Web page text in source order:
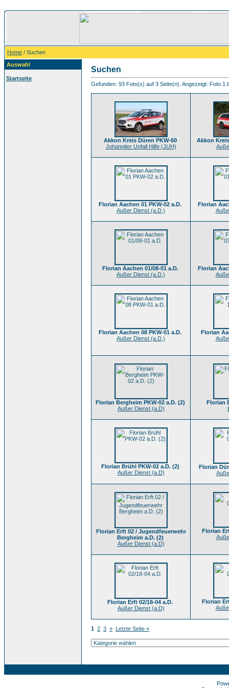
Home / Suchen
Auswahl
Startseite
Suchen
Gefunden: 93 Foto(s) auf 3 Seite(n). Angezeigt: Foto 1
Akkon Kreis Düren PKW-60
Johanniter Unfall Hilfe (JUH)
Akkon
Florian Aachen 01 PKW-02 a.D.
Außer Dienst (a.D.)
Florian
Florian Aachen 01/08-01 a.D.
Außer Dienst (a.D.)
Florian
Florian Aachen 08 PKW-01 a.D.
Außer Dienst (a.D.)
Florian
Florian Bergheim PKW-02 a.D. (2)
Außer Dienst (a.D)
Florian
Florian Brühl PKW-02 a.D. (2)
Außer Dienst (a.D)
Florian
Florian Erft 02 / Jugendfeuerwehr
Bergheim a.D. (2)
Außer Dienst (a.D)
Florian
Florian Erft 02/18-04 a.D.
Außer Dienst (a.D)
Florian
1 2 3 » Letzte Seite »